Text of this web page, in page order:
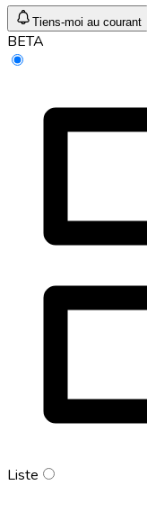
Tiens-moi au courant
BETA
Liste